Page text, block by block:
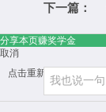
下一篇：
分享本页赚奖学金
取消
点击重新加载